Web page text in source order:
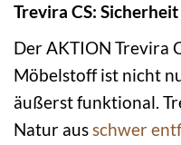
Trevira CS:
Der AKTION Trevira
Möbelstoff ist nicht
äußerst funktional.
Natur ausschwer